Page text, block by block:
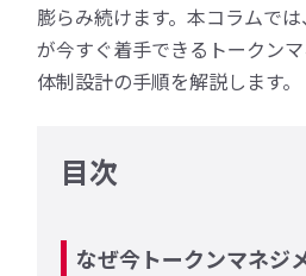
膨らみ続けます。本コラムで
が今すぐ着手できるトークン
体制設計の手順を解説します。
目次
なぜ今トークンマネジ